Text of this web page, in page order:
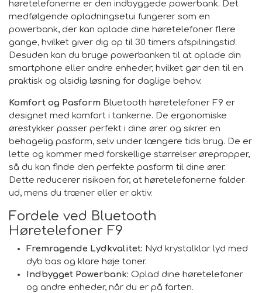
høretelefonerne er den indbyggede powerbank. Det
medfølgende opladningsetui fungerer som en
powerbank, der kan oplade dine høretelefoner flere
gange, hvilket giver dig op til 30 timers afspilningstid.
Desuden kan du bruge powerbanken til at oplade din
smartphone eller andre enheder, hvilket gør den til en
praktisk og alsidig løsning for daglige behov.
Komfort og Pasform Bluetooth høretelefoner F9 er
designet med komfort i tankerne. De ergonomiske
ørestykker passer perfekt i dine ører og sikrer en
behagelig pasform, selv under længere tids brug. De er
lette og kommer med forskellige størrelser ørepropper,
så du kan finde den perfekte pasform til dine ører.
Dette reducerer risikoen for, at høretelefonerne falder
ud, mens du træner eller er aktiv.
Fordele ved Bluetooth
Høretelefoner F9
Fremragende Lydkvalitet: Nyd krystalklar lyd med
dyb bas og klare høje toner.
Indbygget Powerbank: Oplad dine høretelefoner
og andre enheder, når du er på farten.